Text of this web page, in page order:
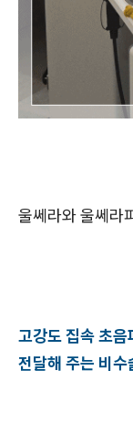
울쎄라와 울쎄라
고강도 집속 초
전달해 주는 비